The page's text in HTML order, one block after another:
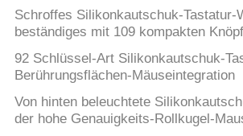
Schroffes Silikonkautschuk-Tastatur-
beständiges mit 109 kompakten
92 Schlüssel-Art Silikonkautschuk-
Berührungsflächen-Mäuseintegration
Von hinten beleuchtete
der hohe Genauigkeits-Rollkugel-